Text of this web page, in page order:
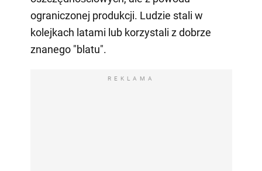
ograniczonej produkcji. Ludzie stali w
kolejkach latami lub korzystali z dobrze
znanego "blatu".
REKLAMA